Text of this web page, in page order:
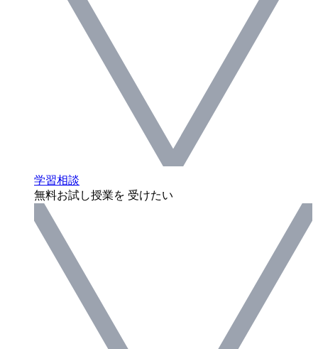
学習相談
無料お試し授業を 受けたい